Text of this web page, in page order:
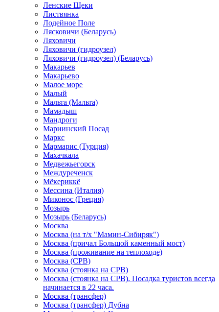
Ленские Щеки
Листвянка
Лодейное Поле
Лясковичи (Беларусь)
Ляховичи
Ляховичи (гидроузел)
Ляховичи (гидроузел) (Беларусь)
Макарьев
Макарьево
Малое море
Малый
Мальта (Мальта)
Мамадыш
Мандроги
Мариинский Посад
Маркс
Мармарис (Турция)
Махачкала
Медвежьегорск
Междуреченск
Мёкериккё
Мессина (Италия)
Миконос (Греция)
Мозырь
Мозырь (Беларусь)
Москва
Москва (на т/х "Мамин-Сибиряк")
Москва (причал Большой каменный мост)
Москва (проживание на теплоходе)
Москва (СРВ)
Москва (стоянка на СРВ)
Москва (стоянка на СРВ). Посадка туристов всегда
начинается в 22 часа.
Москва (трансфер)
Москва (трансфер) Дубна